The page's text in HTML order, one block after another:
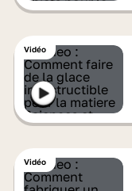
Vidéo
Vidéo